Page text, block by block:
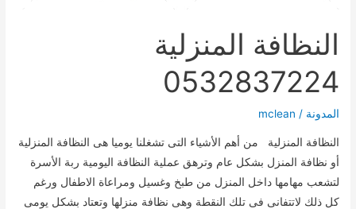
النظافة المنزلية
0532837224
المدونة /
mclean
النظافة المنزلية من أهم الأشياء التى تشغلنا يوميا هى النظافة المنزلية
أو نظافة المنزل بشكل عام وترهق عملية النظافة اليومية ربة الأسرة
لتشعب مهامها داخل المنزل من طبخ وغسيل ومراعاة الاطفال ورغم
كل ذلك لاتتفانى فى تلك النقطة وهى نظافة منزلها وتعتاد بشكل يومى